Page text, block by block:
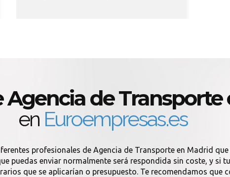
Agencia de
en Euroempresas.es
profesionales de Agencia de Transporte en Madrid
puedas enviar normalmente será respondida sin coste, y si
que se aplicarían o presupuesto. Te recomendamos que